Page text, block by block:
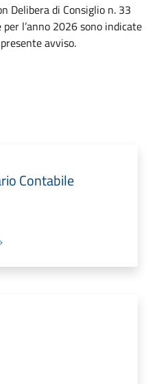
Delibera di Consiglio n. 33
l’anno 2026 sono indicate
avviso.
Contabile